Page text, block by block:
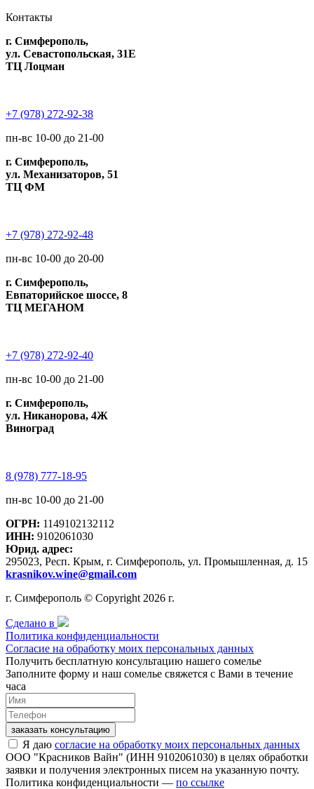
Контакты
г. Симферополь,
ул. Севастопольская, 31Е
ТЦ Лоцман
+7 (978) 272-92-38
пн-вс 10-00 до 21-00
г. Симферополь,
ул. Механизаторов, 51
ТЦ ФМ
+7 (978) 272-92-48
пн-вс 10-00 до 20-00
г. Симферополь,
Евпаторийское шоссе, 8
ТЦ МЕГАНОМ
+7 (978) 272-92-40
пн-вс 10-00 до 21-00
г. Симферополь,
ул. Никанорова, 4Ж
Виноград
8 (978) 777-18-95
пн-вс 10-00 до 21-00
ОГРН: 1149102132112
ИНН: 9102061030
Юрид. адрес:
295023, Респ. Крым, г. Симферополь, ул. Промышленная, д. 15
krasnikov.wine@gmail.com
г. Симферополь © Copyright 2026 г.
Сделано в
Политика конфиденциальности
Согласие на обработку моих персональных данных
Получить бесплатную консультацию нашего сомелье
Заполните форму и наш сомелье свяжется с Вами в течение
часа
заказать консультацию
Я даю согласие на обработку моих персональных данных
ООО "Красников Вайн" (ИНН 9102061030) в целях обработки
заявки и получения электронных писем на указанную почту.
Политика конфиденциальности — по ссылке